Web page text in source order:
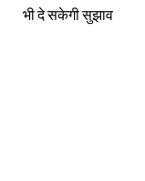
भी दे सकेगी सुझाव